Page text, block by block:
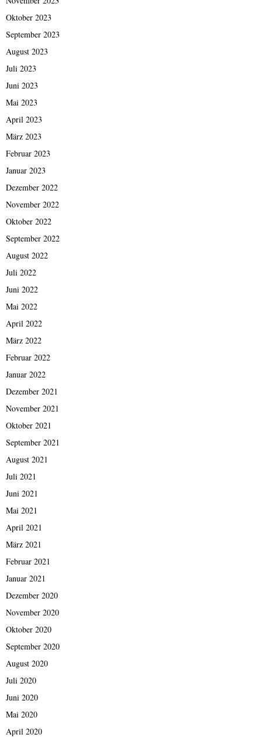
Oktober 2023
September 2023
August 2023
Juli 2023
Juni 2023
Mai 2023
April 2023
März 2023
Februar 2023
Januar 2023
Dezember 2022
November 2022
Oktober 2022
September 2022
August 2022
Juli 2022
Juni 2022
Mai 2022
April 2022
März 2022
Februar 2022
Januar 2022
Dezember 2021
November 2021
Oktober 2021
September 2021
August 2021
Juli 2021
Juni 2021
Mai 2021
April 2021
März 2021
Februar 2021
Januar 2021
Dezember 2020
November 2020
Oktober 2020
September 2020
August 2020
Juli 2020
Juni 2020
Mai 2020
April 2020